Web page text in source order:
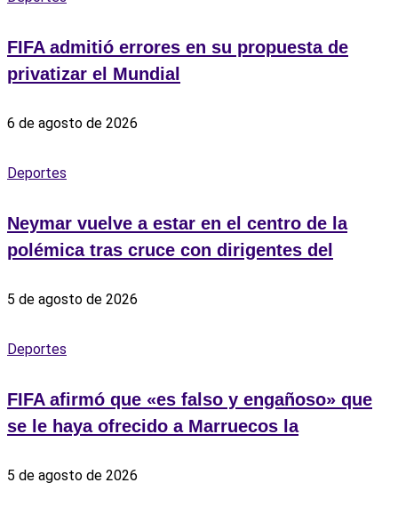
FIFA admitió errores en su propuesta de
privatizar el Mundial
6 de agosto de 2026
Deportes
Neymar vuelve a estar en el centro de la
polémica tras cruce con dirigentes del
5 de agosto de 2026
Deportes
FIFA afirmó que «es falso y engañoso» que
se le haya ofrecido a Marruecos la
5 de agosto de 2026